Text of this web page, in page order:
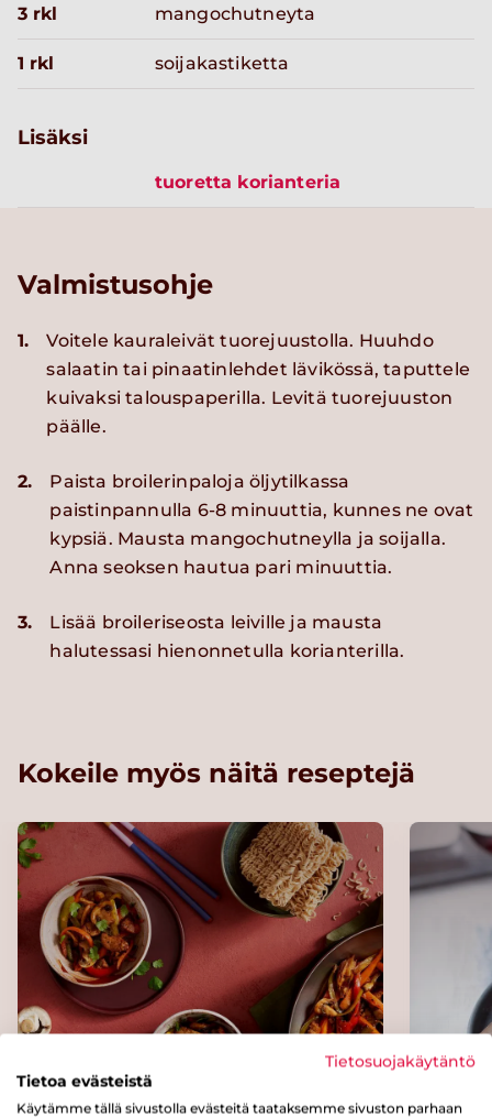
3 rkl mangochutneyta
1 rkl soijakastiketta
Lisäksi
tuoretta korianteria
Valmistusohje
1.
Voitele kauraleivät tuorejuustolla. Huuhdo
salaatin tai pinaatinlehdet lävikössä, taputtele
kuivaksi talouspaperilla. Levitä tuorejuuston
päälle.
2.
Paista broilerinpaloja öljytilkassa
paistinpannulla 6-8 minuuttia, kunnes ne ovat
kypsiä. Mausta mangochutneylla ja soijalla.
Anna seoksen hautua pari minuuttia.
3.
Lisää broileriseosta leiville ja mausta
halutessasi hienonnetulla korianterilla.
Kokeile myös näitä reseptejä
Possua
Tietosuojakäytäntö
Tietoa evästeistä
Käytämme tällä sivustolla evästeitä taataksemme sivuston parhaan